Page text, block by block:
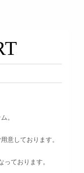
。
意しております。
ております。